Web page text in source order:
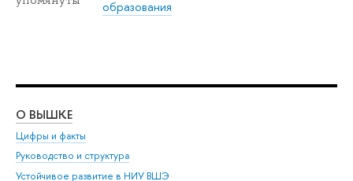
образования
О ВЫШКЕ
Цифры и факты
Руководство и структура
Устойчивое развитие в НИУ ВШЭ